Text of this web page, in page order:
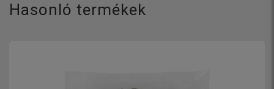
Hasonló termékek